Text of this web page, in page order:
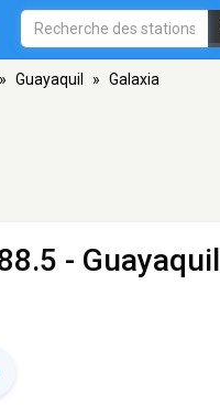
» Guayaquil » Galaxia
- Guayaquil